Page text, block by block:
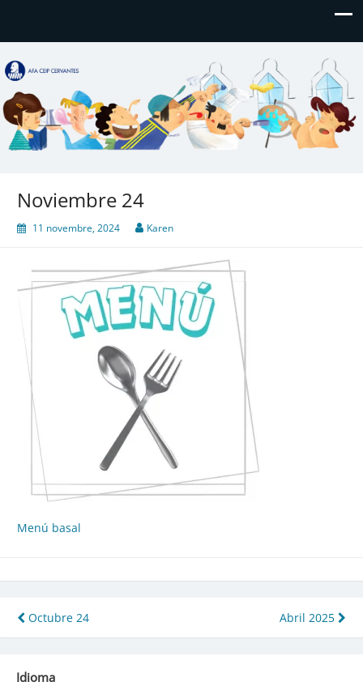
AFA CEIP Cervantes València
AFA CEIP Cervantes València
Noviembre 24
11 novembre, 2024 Karen
Menú basal
Navegació
d'entrades
Octubre 24 Abril 2025
Idioma